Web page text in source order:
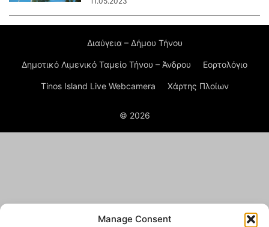
Manage Consent
Διαύγεια – Δήμου Τήνου
Δημοτικό Λιμενικό Ταμείο Τήνου – Άνδρου Εορτολόγιο
Tinos Island Live Webcamera Χάρτης Πλοίων
© 2026